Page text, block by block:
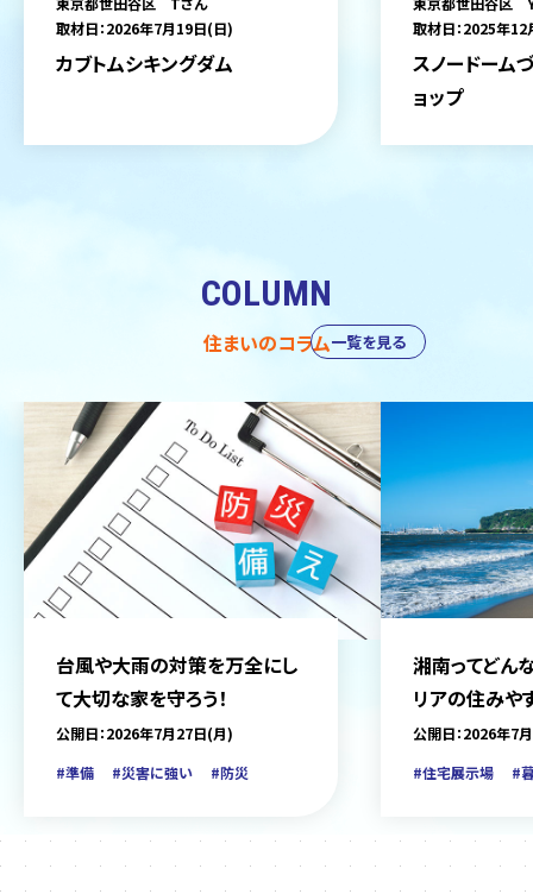
取材日：2026年7月19日(日)
カブトムシキングダム
取材日：2025年
スノードーム
ョップ
COLUMN
住まいのコラム
台風や大雨の対策を万全にし
て大切な家を守ろう！
公開日：2026年7月27日(月)
#準備
#災害に強い #防災
湘南ってどん
リアの住みや
をご紹介
公開日：2026年7
#住宅展示場
#
一覧を見る